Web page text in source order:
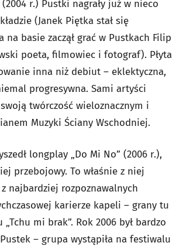
r.) Pustki nagrały już w nieco
(Janek Piętka stał się
na basie zaczął grać w Pustkach Filip
poeta, filmowiec i fotograf). Płyta
inna niż debiut – eklektyczna,
progresywna. Sami artyści
twórczość wieloznacznym i
Muzyki Ściany Wschodniej.
longplay „Do Mi No” (2006 r.),
przebojowy. To właśnie z niej
najbardziej rozpoznawalnych
karierze kapeli – grany tu
mi brak”. Rok 2006 był bardzo
– grupa wystąpiła na festiwalu